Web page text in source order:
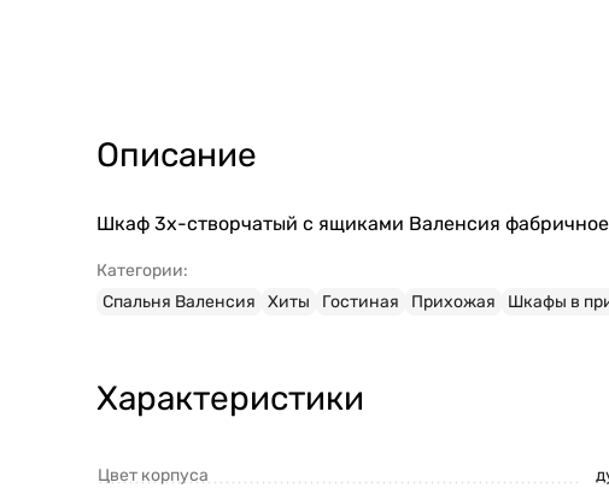
Описание
Шкаф 3х-створчатый с ящиками Валенсия фабричное
Категории:
Спальня Валенсия
Хиты Гостиная Прихожая Шкафы в
Характеристики
Цвет корпуса